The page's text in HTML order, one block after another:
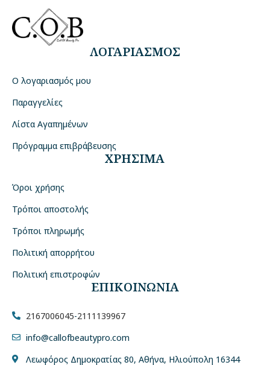
ΛΟΓΑΡΙΑΣΜΟΣ
Ο λογαριασμός μου
Παραγγελίες
Λίστα Αγαπημένων
Πρόγραμμα επιβράβευσης
ΧΡΗΣΙΜΑ
Όροι χρήσης
Τρόποι αποστολής
Τρόποι πληρωμής
Πολιτική απορρήτου
Πολιτική επιστροφών
ΕΠΙΚΟΙΝΩΝΙΑ
2167006045-2111139967
info@callofbeautypro.com
Λεωφόρος Δημοκρατίας 80, Αθήνα, Ηλιούπολη 16344